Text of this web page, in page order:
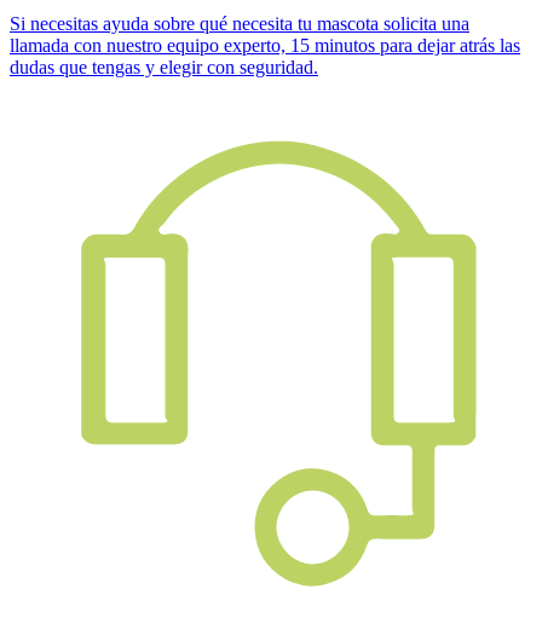
Si necesitas ayuda sobre qué necesita tu mascota solicita una
llamada con nuestro equipo experto, 15 minutos para dejar atrás las
dudas que tengas y elegir con seguridad.